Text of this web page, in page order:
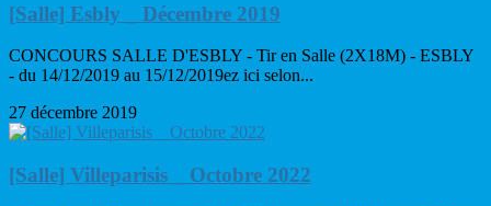
[Salle] Esbly _ Décembre 2019
CONCOURS SALLE D'ESBLY - Tir en Salle (2X18M) - ESBLY
- du 14/12/2019 au 15/12/2019ez ici selon...
27 décembre 2019
[Salle] Villeparisis _ Octobre 2022